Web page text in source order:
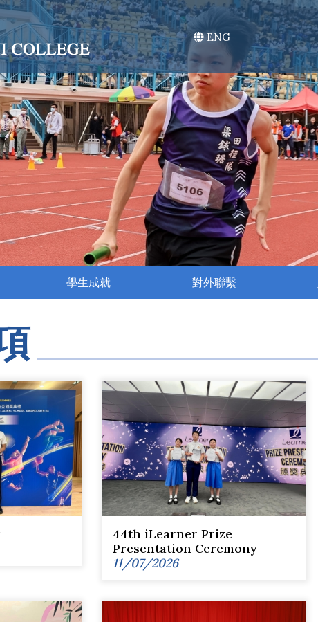
ENG
學生成就 對外聯繫
44th iLearner Prize
Presentation Ceremony
11/07/2026